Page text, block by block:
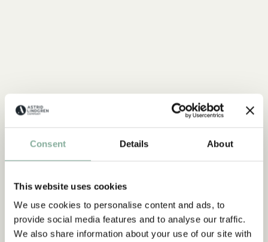
Consent Details About
This website uses cookies
We use cookies to personalise content and ads, to
provide social media features and to analyse our traffic.
We also share information about your use of our site with